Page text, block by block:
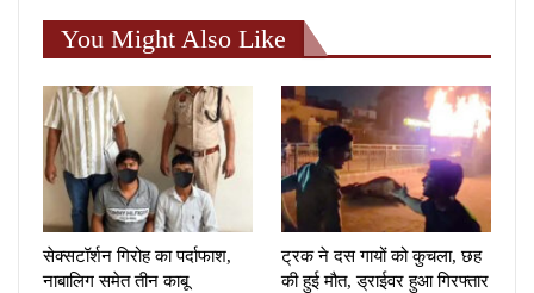
You Might Also Like
सेक्सटॉर्शन गिरोह का पर्दाफाश,
नाबालिग समेत तीन काबू
ट्रक ने दस गायों को कुचला, छह
की हुई मौत, ड्राईवर हुआ गिरफ्तार